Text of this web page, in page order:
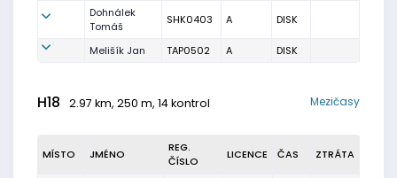
Dohnálek
Tomáš
SHK0403 A DISK
Melišík Jan TAP0502 A DISK
H18 2.97 km, 250 m, 14 kontrol Mezičasy
MÍSTO JMÉNO
REG.
ČÍSLO
LICENCE ČAS ZTRÁTA